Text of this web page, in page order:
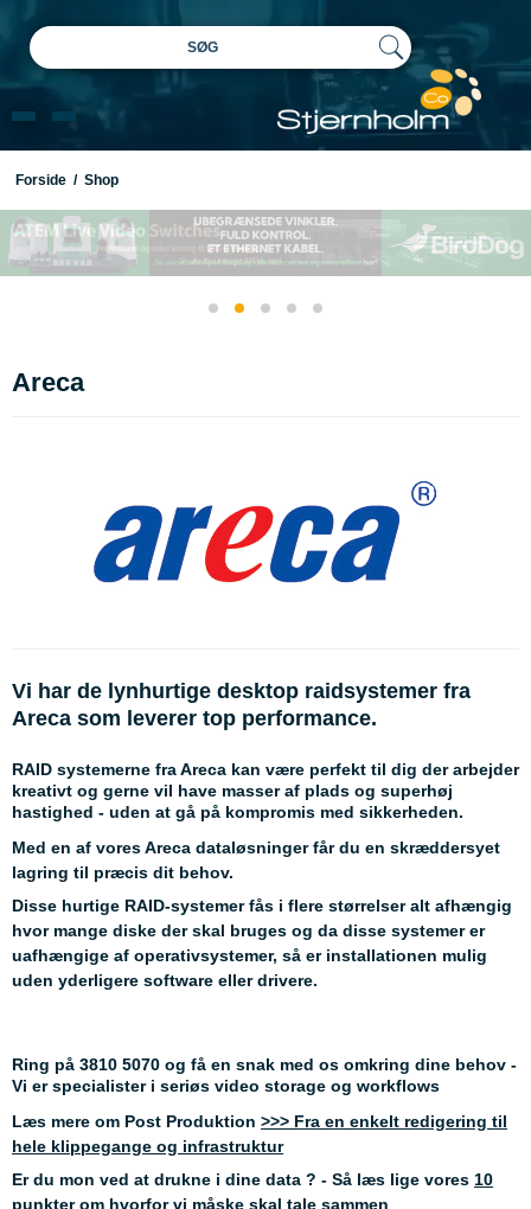
SØG
Forside / Shop
Areca
Vi har de lynhurtige desktop raidsystemer fra
Areca som leverer top performance.
RAID systemerne fra Areca kan være perfekt til dig der arbejder
kreativt og gerne vil have masser af plads og superhøj
hastighed - uden at gå på kompromis med sikkerheden.
Med en af vores Areca dataløsninger får du en skræddersyet
lagring til præcis dit behov.
Disse hurtige RAID-systemer fås i flere størrelser alt afhængig
hvor mange diske der skal bruges og da disse systemer er
uafhængige af operativsystemer, så er installationen mulig
uden yderligere software eller drivere.
Ring på 3810 5070 og få en snak med os omkring dine behov -
Vi er specialister i seriøs video storage og workflows
Læs mere om Post Produktion >>> Fra en enkelt redigering til
hele klippegange og infrastruktur
Er du mon ved at drukne i dine data ? - Så læs lige vores 10
punkter om hvorfor vi måske skal tale sammen